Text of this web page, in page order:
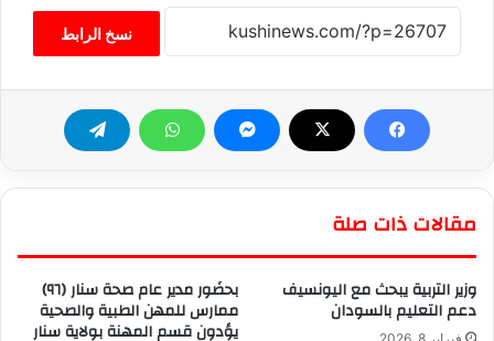
نسخ الرابط
مقالات ذات صلة
وزير التربية يبحث مع اليونسيف
دعم التعليم بالسودان
بحضَور مدير عام صحة سنار (٩٦)
ممارس للمهن الطبية والصحية
يؤدون قسم المهنة بولاية سنار